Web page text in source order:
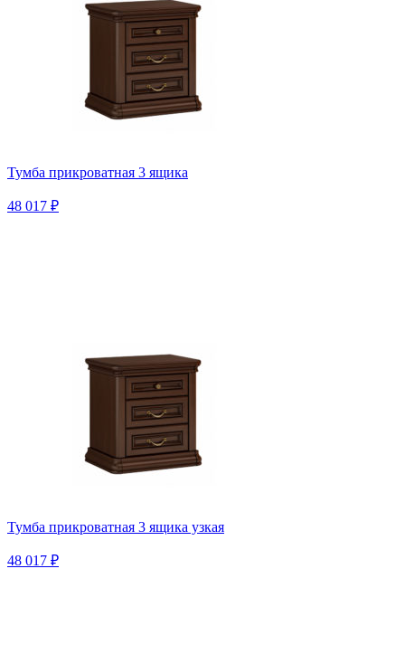
Тумба прикроватная 3 ящика
48 017 ₽
Тумба прикроватная 3 ящика узкая
48 017 ₽